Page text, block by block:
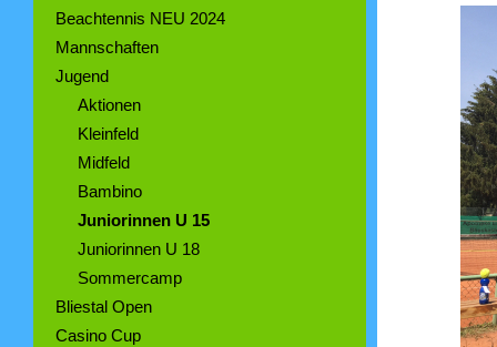
Beachtennis NEU 2024
Mannschaften
Jugend
Aktionen
Kleinfeld
Midfeld
Bambino
Juniorinnen U 15
Juniorinnen U 18
Sommercamp
Bliestal Open
Casino Cup